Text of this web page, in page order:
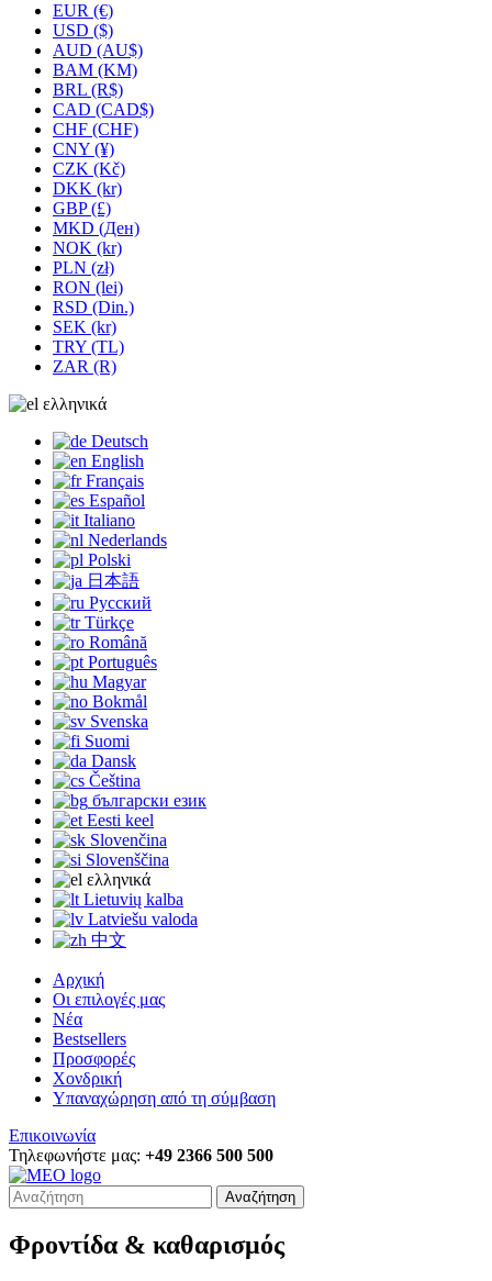
EUR (€)
USD ($)
AUD (AU$)
BAM (KM)
BRL (R$)
CAD (CAD$)
CHF (CHF)
CNY (¥)
CZK (Kč)
DKK (kr)
GBP (£)
MKD (Ден)
NOK (kr)
PLN (zł)
RON (lei)
RSD (Din.)
SEK (kr)
TRY (TL)
ZAR (R)
ελληνικά
Deutsch
English
Français
Español
Italiano
Nederlands
Polski
日本語
Русский
Türkçe
Română
Português
Magyar
Bokmål
Svenska
Suomi
Dansk
Čeština
български език
Eesti keel
Slovenčina
Slovenščina
ελληνικά
Lietuvių kalba
Latviešu valoda
中文
Αρχική
Οι επιλογές μας
Νέα
Bestsellers
Προσφορές
Χονδρική
Υπαναχώρηση από τη σύμβαση
Επικοινωνία
Τηλεφωνήστε μας: +49 2366 500 500
Αναζήτηση
Φροντίδα & καθαρισμός